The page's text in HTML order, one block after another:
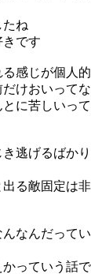
たね
です
感じが個人
けおいって
に苦しいっ
逃げるばか
る敵固定は
なんだって
っていう話